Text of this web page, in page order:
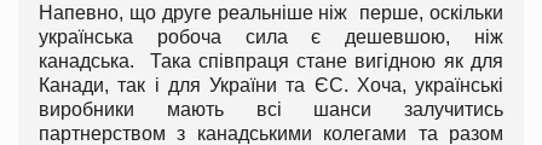
Напевно, що друге реальніше ніж перше, оскільки
українська робоча сила є дешевшою, ніж
канадська. Така співпраця стане вигідною як для
Канади, так і для України та ЄС. Хоча, українські
виробники мають всі шанси залучитись
партнерством з канадськими колегами та разом